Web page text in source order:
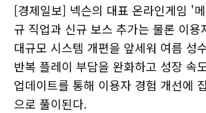
[경제일보] 넥슨의 대표 온라인게임 '
규 직업과 신규 보스 추가는 물론 이용
대규모 시스템 개편을 앞세워 여름 성
반복 플레이 부담을 완화하고 성장 속
업데이트를 통해 이용자 경험 개선에
으로 풀이된다.